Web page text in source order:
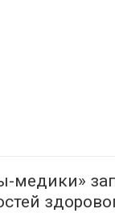
медики»